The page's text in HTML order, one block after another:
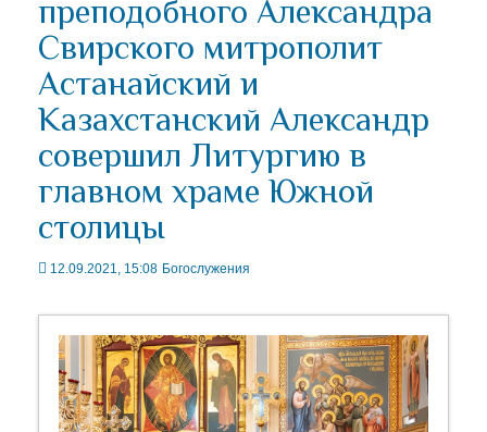
преподобного Александра
Свирского митрополит
Астанайский и
Казахстанский Александр
совершил Литургию в
главном храме Южной
столицы
12.09.2021, 15:08 Богослужения